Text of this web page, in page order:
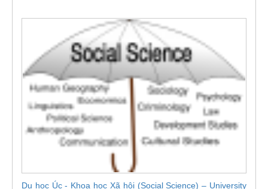
Du học Úc - Khoa học Xã hội (Social Science) – University